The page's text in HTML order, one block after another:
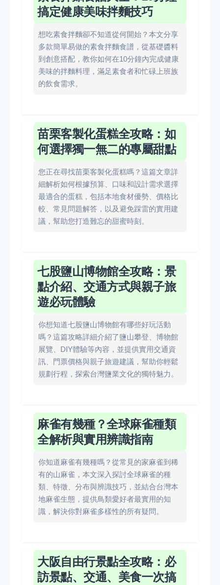
搞定健康美味拌麵技巧
想吃素食拌麵卻不知道從何開始？本文分享
多款簡單易做的素食拌麵食譜，從基礎醬料
到創意搭配，教你如何在10分鐘內完成健康
美味的拌麵料理，滿足素食者和忙碌上班族
的飲食需求。
苗栗客製化蛋糕全攻略：如
何選擇獨一無二的專屬甜點
您正在尋找苗栗客製化蛋糕嗎？這篇文章詳
細解析如何根據預算、口味和設計需求選擇
最適合的蛋糕，包括本地食材優勢、價格比
較、常見問題解答，以及避免踩雷的實用建
議，幫助您打造難忘的甜蜜時刻。
七股鹽山博物館全攻略：景
點介紹、交通方式與親子旅
遊必玩體驗
你想知道七股鹽山博物館有哪些好玩活動
嗎？這篇攻略詳細介紹了鹽山攀登、博物館
展覽、DIY體驗等內容，並提供實用交通資
訊、門票價格與親子旅遊建議，幫助你輕鬆
規劃行程，探索台灣鹽業文化的獨特魅力。
麻雀有幾種？全球麻雀種類
全解析與實用辨識指南
你知道麻雀有幾種嗎？從常見的家麻雀到稀
有的山麻雀，本文深入探討全球麻雀的種
類、特徵、分布與辨識技巧，並結合台灣本
地麻雀生態，提供鳥類愛好者最實用的知
識，解決你對麻雀多樣性的所有疑問。
大阪自由行景點全攻略：必
訪景點、交通、美食一次搞